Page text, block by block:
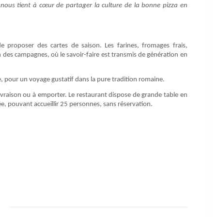
tient à cœur de partager la culture de la bonne pizza en
proposer des cartes de saison. Les farines, fromages frais,
campagnes, où le savoir-faire est transmis de génération en
pour un voyage gustatif dans la pure tradition romaine.
ou à emporter. Le restaurant dispose de grande table en
pouvant accueillir 25 personnes, sans réservation.